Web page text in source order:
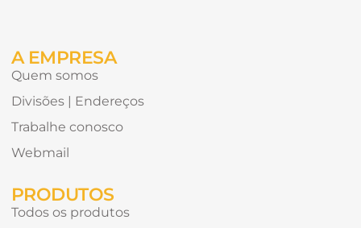
A EMPRESA
Quem somos
Divisões | Endereços
Trabalhe conosco
Webmail
PRODUTOS
Todos os produtos